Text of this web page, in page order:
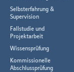
Selbsterfahrung &
Supervision
Fallstudie und
Projektarbeit
Wissensprüfung
Kommissionelle
Abschlussprüfung